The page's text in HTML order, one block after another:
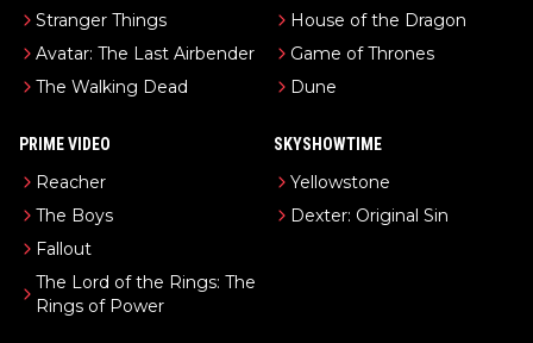
Stranger Things
Avatar: The Last Airbender
The Walking Dead
House of the Dragon
Game of Thrones
Dune
PRIME VIDEO
Reacher
The Boys
Fallout
The Lord of the Rings: The
Rings of Power
SKYSHOWTIME
Yellowstone
Dexter: Original Sin